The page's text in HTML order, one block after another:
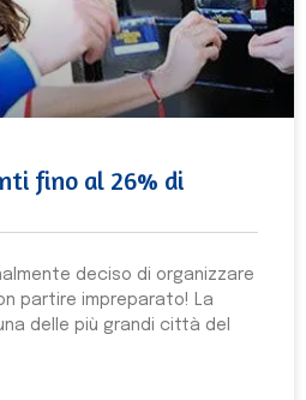
fino al 26% di
deciso di organizzare
partire impreparato! La
delle più grandi città del